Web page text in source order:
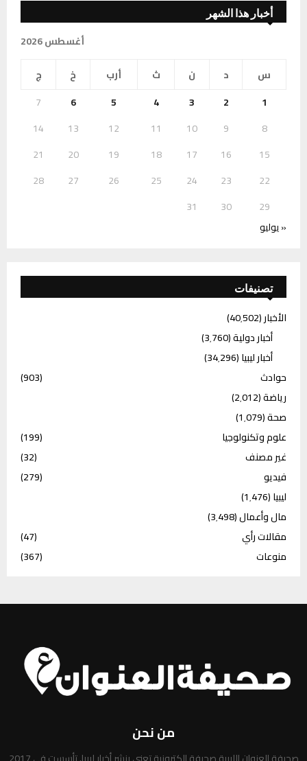
أخبار هذا الشهر
أغسطس 2026
س
د ن ث أرب خ
ج
1
2
3
4
5
6
7
8
9
10
11
12
13
14
15
16
17
18
19
20
21
22
23
24
25
26
27
28
29
30
31
« يوليو
تصنيفات
الأخبار(40٬502)
أخبار دولية(3٬760)
أخبار ليبيا(34٬296)
حوادث
(903)
رياضة(2٬012)
صحة(1٬079)
علوم وتكنولوجيا
(199)
غير مصنف
(32)
فيديو
(279)
ليبيا(1٬476)
مال وأعمال(3٬498)
مقالات رأي
(47)
منوعات
(367)
من نحن